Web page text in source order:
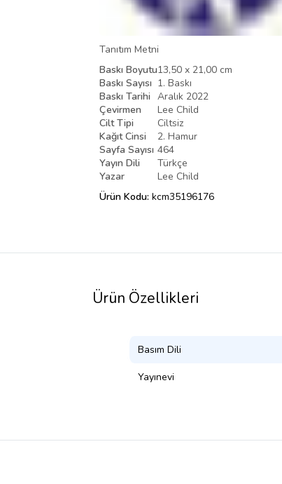
Tanıtım Metni
Baskı Boyutu13,50 x 21,00 cm
Baskı Sayısı 1. Baskı
Baskı Tarihi Aralık 2022
Çevirmen
Lee Child
Cilt Tipi
Ciltsiz
Kağıt Cinsi
2. Hamur
Sayfa Sayısı 464
Yayın Dili
Türkçe
Yazar
Lee Child
Ürün Kodu: kcm35196176
Ürün Özellikleri
Basım Dili
Yayınevi